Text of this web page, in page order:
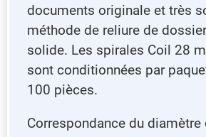
documents originale et très
méthode de reliure de
solide. Les spirales Coil 28
sont conditionnées par
100 pièces.
Correspondance du